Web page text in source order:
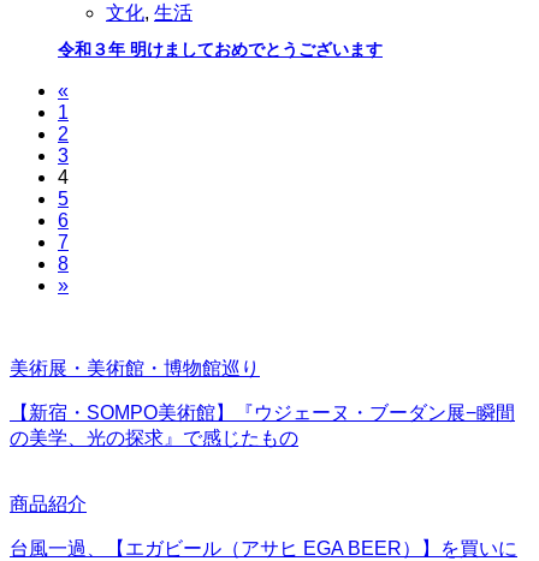
文化, 生活
令和３年 明けましておめでとうございます
«
1
2
3
4
5
6
7
8
»
美術展・美術館・博物館巡り
【新宿・SOMPO美術館】『ウジェーヌ・ブーダン展−瞬間
の美学、光の探求』で感じたもの
商品紹介
台風一過、【エガビール（アサヒ EGA BEER）】を買いに